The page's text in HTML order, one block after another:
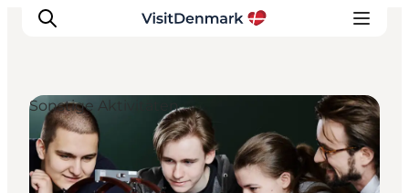
Inspiration
Regionen
Sonstige Aktivitäten